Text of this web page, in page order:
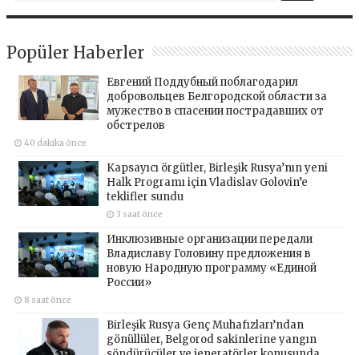
Popüler Haberler
Евгений Поддубный поблагодарил
добровольцев Белгородской области за
мужество в спасении пострадавших от
обстрелов
40 dakika önce
Kapsayıcı örgütler, Birleşik Rusya’nın yeni
Halk Programı için Vladislav Golovin’e
teklifler sundu
3 saat önce
Инклюзивные организации передали
Владиславу Головину предложения в
новую Народную программу «Единой
России»
8 saat önce
Birleşik Rusya Genç Muhafızları’ndan
gönüllüler, Belgorod sakinlerine yangın